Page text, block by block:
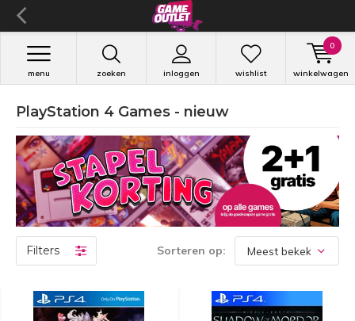
zoeken inloggen
menu wishlist winkelwagen
0
PlayStation 4 Games - nieuw
Filters Sorteren op: